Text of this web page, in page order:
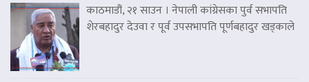
काठमाडौं, २१ साउन । नेपाली कांग्रेसका पुर्व सभापति
शेरबहादुर देउवा र पूर्व उपसभापति पूर्णबहादुर खड्काले